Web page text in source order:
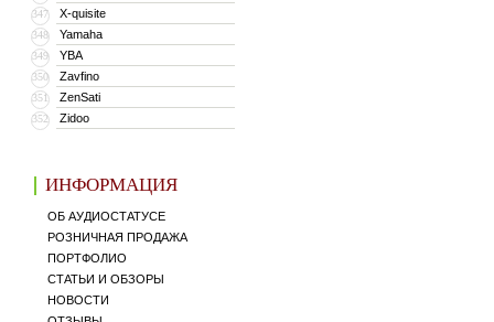
347 X-quisite
348 Yamaha
349 YBA
350 Zavfino
351 ZenSati
352 Zidoo
ИНФОРМАЦИЯ
ОБ АУДИОСТАТУСЕ
РОЗНИЧНАЯ ПРОДАЖА
ПОРТФОЛИО
СТАТЬИ И ОБЗОРЫ
НОВОСТИ